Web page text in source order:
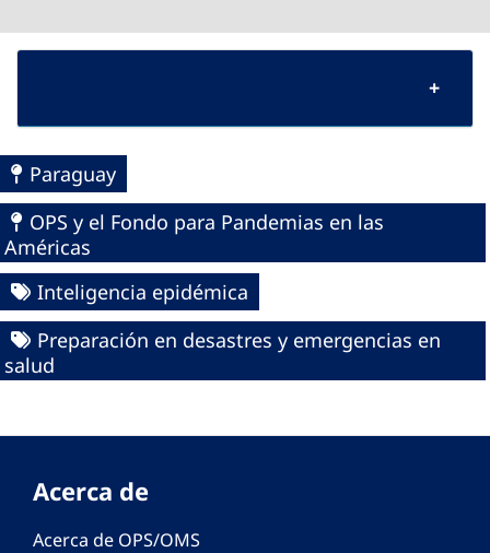
Paraguay
OPS y el Fondo para Pandemias en las
Américas
Inteligencia epidémica
Preparación en desastres y emergencias en
salud
Acerca de
Acerca de OPS/OMS